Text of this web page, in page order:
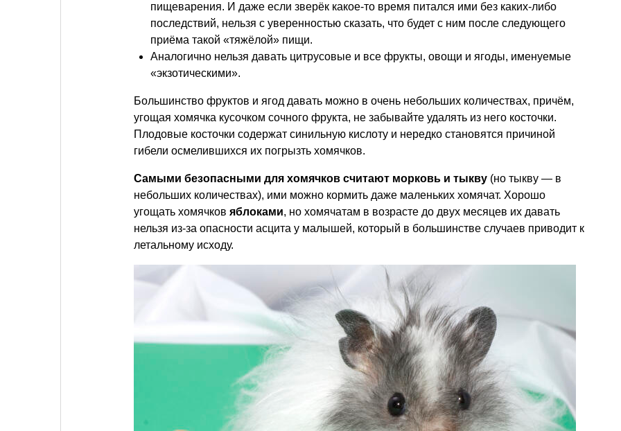
пищеварения. И даже если зверёк какое-то время питался ими без каких-либо
последствий, нельзя с уверенностью сказать, что будет с ним после следующего
приёма такой «тяжёлой» пищи.
Аналогично нельзя давать цитрусовые и все фрукты, овощи и ягоды, именуемые
«экзотическими».
Большинство фруктов и ягод давать можно в очень небольших количествах, причём,
угощая хомячка кусочком сочного фрукта, не забывайте удалять из него косточки.
Плодовые косточки содержат синильную кислоту и нередко становятся причиной
гибели осмелившихся их погрызть хомячков.
Самыми безопасными для хомячков считают морковь и тыкву (но тыкву — в
небольших количествах), ими можно кормить даже маленьких хомячат. Хорошо
угощать хомячков яблоками, но хомячатам в возрасте до двух месяцев их давать
нельзя из-за опасности асцита у малышей, который в большинстве случаев приводит к
летальному исходу.